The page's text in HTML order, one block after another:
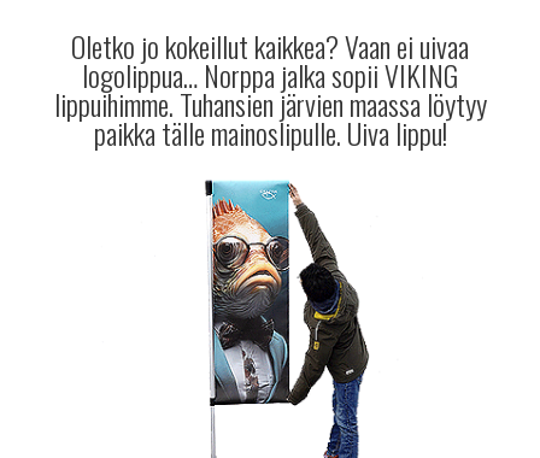
Oletko jo kokeillut kaikkea? Vaan ei uivaa
logolippua… Norppa jalka sopii VIKING
lippuihimme. Tuhansien järvien maassa löytyy
paikka tälle mainoslipulle. Uiva lippu!